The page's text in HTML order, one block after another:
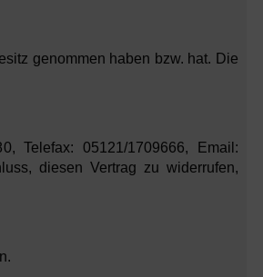
genommen haben bzw. hat. Die
Telefax: 05121/1709666, Email:
diesen Vertrag zu widerrufen,